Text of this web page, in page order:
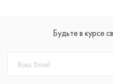
Будьте в курсе